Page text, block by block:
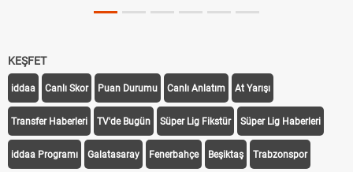
KEŞFET
iddaa Canlı Skor Puan Durumu Canlı Anlatım At Yarışı
Transfer Haberleri TV'de Bugün Süper Lig Fikstür Süper Lig Haberleri
iddaa Programı Galatasaray Fenerbahçe Beşiktaş Trabzonspor